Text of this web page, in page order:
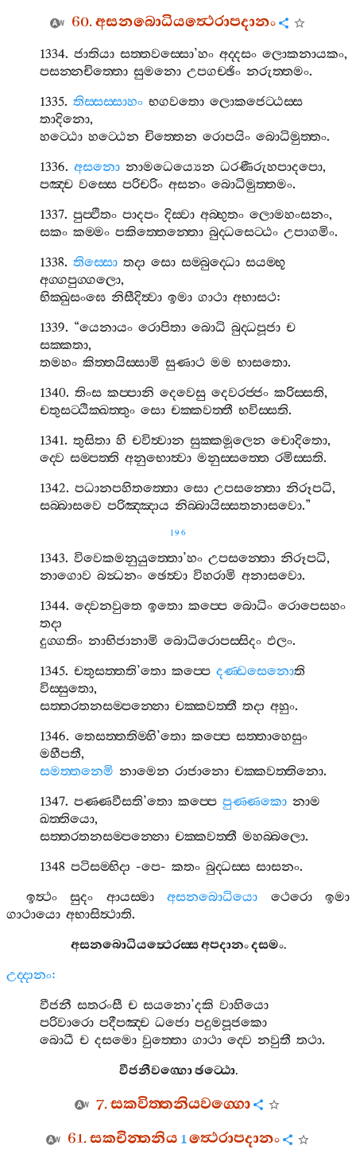
60.අසනබොධියත්‍ථෙරාපදානං
1334.ජාතියා සත‍්තවස‍්සො’හං අද‍්දසං ලොකනායකං,
පසන‍්නචිත‍්තො සුමනො උපගච‍්ඡිං නරුත‍්තමං.
1335.තිස‍්සස‍්සාහං භගවතො ලොකජෙට‍්ඨස‍්ස
තාදිනො,
හට‍්ඨො හට‍්ඨෙන චිත‍්තෙන රොපයිං බොධිමුත‍්තං.
1336.අසනො නාමධෙය්‍යෙන ධරණීරුහපාදපො,
පඤ‍්ච වස‍්සෙ පරිචරිං අසනං බොධිමුත‍්තමං.
1337.පුප‍්ඵිතං පාදපං දිස‍්වා අබ‍්භුතං ලොමහංසනං,
සකං කම‍්මං පකිත‍්තෙන‍්තො බුද‍්ධසෙට‍්ඨං උපාගමිං.
1338.තිස‍්සො තදා සො සම‍්බුද‍්ධො සයම‍්භූ
අග‍්ගපුග‍්ගලො,
භික‍්ඛුසංඝෙ නිසීදිත්‍වා ඉමා ගාථා අභාසථ:
1339. “යෙනායං රොපිතා බොධි බුද‍්ධපූජා ච
සක‍්කතා,
තමහං කිත‍්තයිස‍්සාමි සුණාථ මම භාසතො.
1340.තිංස කප‍්පානි දෙවෙසු දෙවරජ‍්ජං කරිස‍්සති,
චතුසට‍්ඨික‍්ඛත‍්තුං සො චක‍්කවත‍්තී භවිස‍්සති.
1341.තුසිතා හි චවිත්‍වාන සුක‍්කමූලෙන චොදිතො,
ද‍්වෙ සම‍්පත‍්ති අනුභොත්‍වා මනුස‍්සත‍්තෙ රමිස‍්සති.
1342.පධානපහිතත‍්තො සො උපසන‍්තො නිරූපධි,
සබ‍්බාසවෙ පරිඤ‍්ඤාය නිබ‍්බායිස‍්සතනාසවො.”
196
1343.විවෙකමනුයුත‍්තො’හං උපසන‍්තො නිරූපධි,
නාගොව බන්‍ධනං ඡෙත්‍වා විහරාමි අනාසවො.
1344.ද‍්වෙනවුතෙ ඉතො කප‍්පෙ බොධිං රොපෙසහං
තදා
දුග‍්ගතිං නාභිජානාමි බොධිරොපස‍්සිදං ඵලං.
1345.චතුසත‍්තති’තො කප‍්පෙ දණ‍්ඩසෙනොති
විස‍්සුතො,
සත‍්තරතනසම‍්පන‍්නො චක‍්කවත‍්තී තදා අහුං.
1346.තෙසත‍්තතිම‍්හි’තො කප‍්පෙ සත‍්තාහෙසුං
මහීපතී,
සමත‍්තනෙමි නාමෙන රාජානො චක‍්කවත‍්තිනො.
1347.පණ‍්ණවීසති’තො කප‍්පෙ පුණ‍්ණකො නාම
ඛත‍්තියො,
සත‍්තරතනසම‍්පන‍්නො චක‍්කවත‍්තී මහබ‍්බලො.
1348පටිසම‍්භිදා -පෙ-කතං බුද‍්ධස‍්ස සාසනං.
ඉත්‍ථං
සුදං ආයස‍්මා අසනබොධියො ථෙරො
ඉමා
ගාථායො අභාසිත්‍ථාති.
අසනබොධියත්‍ථෙරස‍්සඅපදානංදසමං.
උද‍්දානං:
වීජනී සතරංසී ච සයනො’දකි වාහියො
පරිවාරො පදීපඤ‍්ච ධජො පදුමපූජකො
බොධී ච දසමො වුත‍්තො ගාථා ද‍්වෙ නවුතී තථා.
වීජනීවග‍්ගොඡට‍්ඨො.
7.සකවිත‍්තනියවග‍්ගො
61.සකචින‍්තනිය1ත්‍ථෙරාපදානං